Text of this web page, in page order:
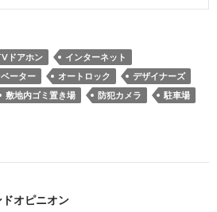
ドアホン
インターネット
ーター オートロック
デザイナーズ
敷地内ゴミ置き場 防犯カメラ
駐車場
オピニオン